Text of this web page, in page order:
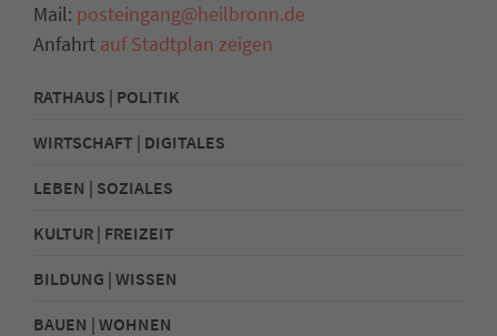
Mail: posteingang@heilbronn.de
Anfahrt auf Stadtplan zeigen
RATHAUS | POLITIK
WIRTSCHAFT | DIGITALES
LEBEN | SOZIALES
KULTUR | FREIZEIT
BILDUNG | WISSEN
BAUEN | WOHNEN